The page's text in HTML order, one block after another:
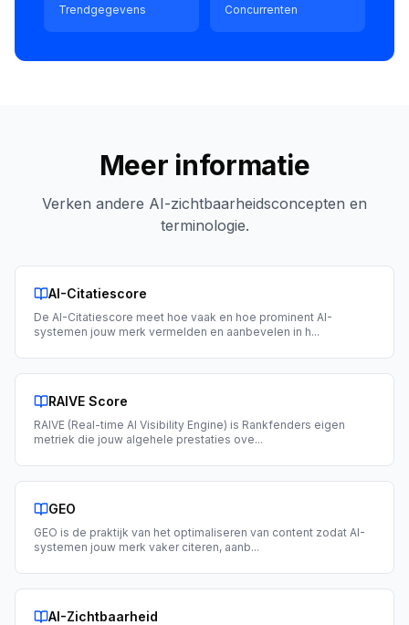
Trendgegevens Concurrenten
Meer informatie
Verken andere AI-zichtbaarheidsconcepten en
terminologie.
AI-Citatiescore
De AI-Citatiescore meet hoe vaak en hoe prominent AI-
systemen jouw merk vermelden en aanbevelen in h...
RAIVE Score
RAIVE (Real-time AI Visibility Engine) is Rankfenders eigen
metriek die jouw algehele prestaties ove...
GEO
GEO is de praktijk van het optimaliseren van content zodat AI-
systemen jouw merk vaker citeren, aanb...
AI-Zichtbaarheid